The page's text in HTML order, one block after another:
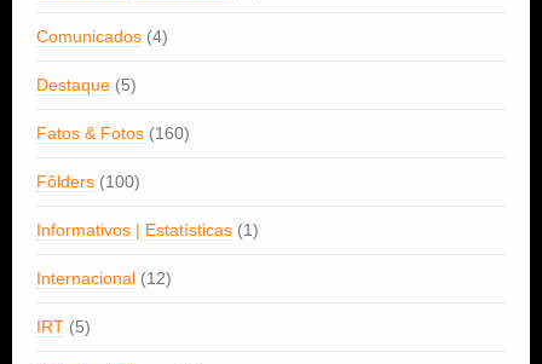
Comunicados (4)
Destaque (5)
Fatos & Fotos (160)
Fôlders (100)
Informativos | Estatísticas (1)
Internacional (12)
IRT (5)